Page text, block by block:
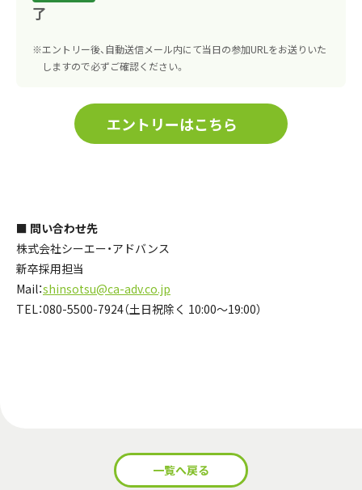
了
エントリー後、自動送信メール内にて当日の参加URLをお送りいた
しますので必ずご確認ください。
エントリーはこちら
■ 問い合わせ先
株式会社シーエー・アドバンス
新卒採用担当
Mail：shinsotsu@ca-adv.co.jp
TEL：080-5500-7924（土日祝除く 10:00～19:00）
一覧へ戻る